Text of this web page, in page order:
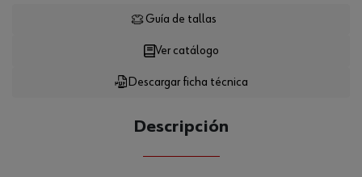
Loading...
Descargar ficha técnica
Ver catálogo
Guía de tallas
Descripción